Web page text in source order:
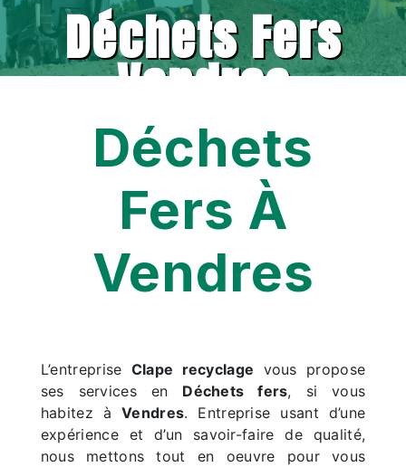
Déchets Fers
Vendres
Déchets
Fers À
Vendres
L’entreprise Clape recyclage vous propose
ses services en Déchets fers, si vous
habitez à Vendres. Entreprise usant d’une
expérience et d’un savoir-faire de qualité,
nous mettons tout en oeuvre pour vous